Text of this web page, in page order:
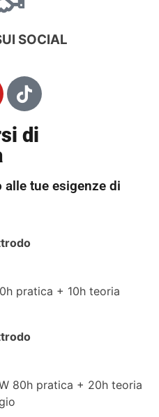
SOCIAL
di
tue esigenze di
pratica + 10h teoria
80h pratica + 20h teoria